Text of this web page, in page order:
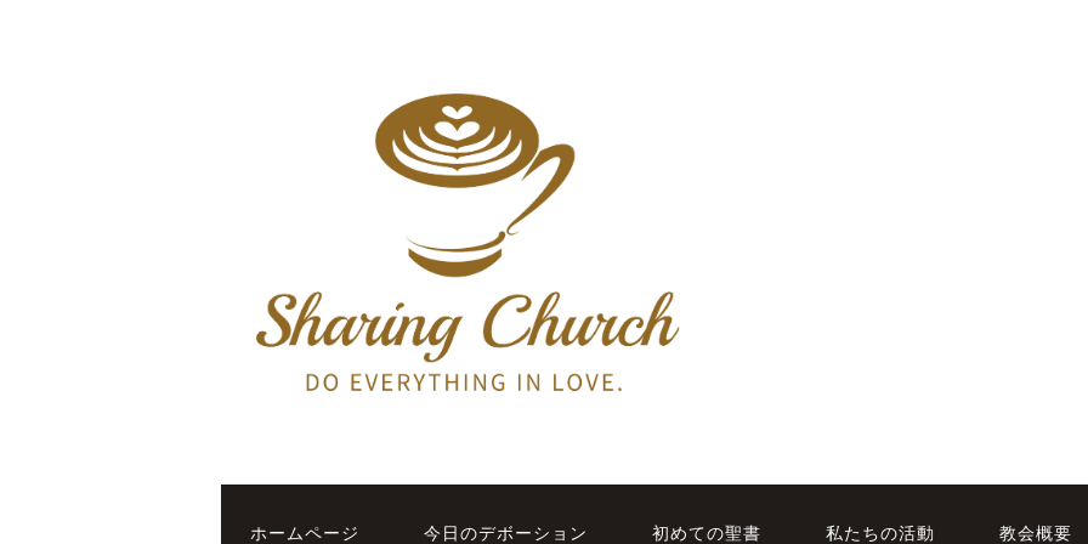
ホームページ 今日のデボーション 初めての聖書 私たちの活動 教会概要